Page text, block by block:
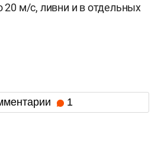
м/с, ливни и в отдельных
1